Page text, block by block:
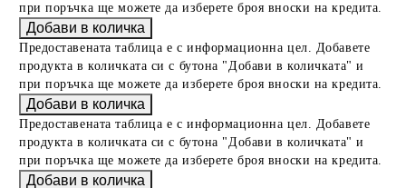
при поръчка ще можете да изберете броя вноски на кредита.
Предоставената таблица е с информационна цел. Добавете
продукта в количката си с бутона "Добави в количката" и
при поръчка ще можете да изберете броя вноски на кредита.
Предоставената таблица е с информационна цел. Добавете
продукта в количката си с бутона "Добави в количката" и
при поръчка ще можете да изберете броя вноски на кредита.